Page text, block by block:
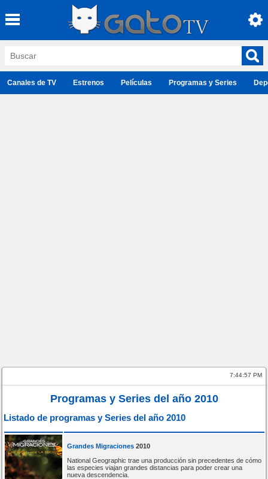
Canales de TV Estrenos Películas Programas y Series
7:44:57 PM
Programas y Series del año 2010
Listado de programas y Series del año 2010
Grandes Migraciones 2010
National Geographic trae una producción sin precedentes de cómo
las especies viajan grandes distancias para poder crear una
nueva descendencia.